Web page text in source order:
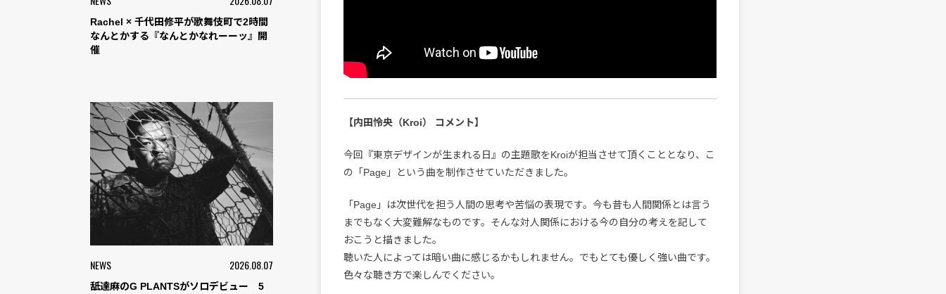
Rachel × 千代田修平が歌舞伎町で2時間
なんとかする『なんとかなれーーッ』開
催
NEWS 2026.08.07
舐達麻のG PLANTSがソロデビュー 5
【内田怜央（Kroi） コメント】
今回『東京デザインが生まれる日』の主題歌をKroiが担当させて頂くこととなり、こ
の「Page」という曲を制作させていただきました。
「Page」は次世代を担う人間の思考や苦悩の表現です。今も昔も人間関係とは言う
までもなく大変難解なものです。そんな対人関係における今の自分の考えを記して
おこうと描きました。
聴いた人によっては暗い曲に感じるかもしれません。でもとても優しく強い曲です。
色々な聴き方で楽しんでください。